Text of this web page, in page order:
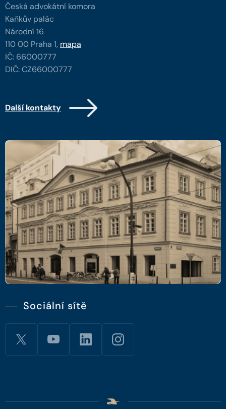
Česká advokátní komora
Kaňkův palác
Národní 16
110 00 Praha 1, mapa
IČ: 66000777
DIČ: CZ66000777
Další kontakty
Sociální sítě